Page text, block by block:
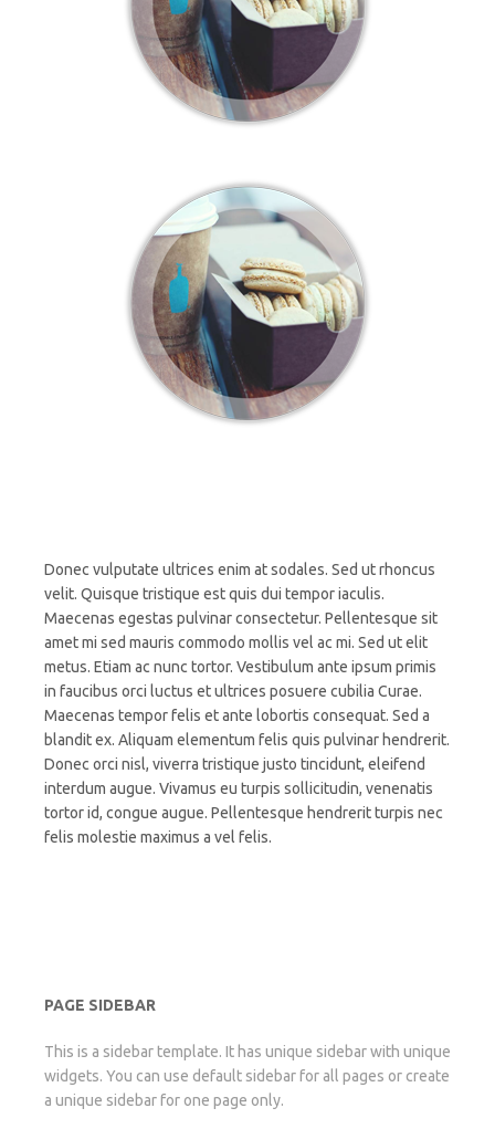
Donec vulputate ultrices enim at sodales. Sed ut rhoncus
velit. Quisque tristique est quis dui tempor iaculis.
Maecenas egestas pulvinar consectetur. Pellentesque sit
amet mi sed mauris commodo mollis vel ac mi. Sed ut elit
metus. Etiam ac nunc tortor. Vestibulum ante ipsum primis
in faucibus orci luctus et ultrices posuere cubilia Curae.
Maecenas tempor felis et ante lobortis consequat. Sed a
blandit ex. Aliquam elementum felis quis pulvinar hendrerit.
Donec orci nisl, viverra tristique justo tincidunt, eleifend
interdum augue. Vivamus eu turpis sollicitudin, venenatis
tortor id, congue augue. Pellentesque hendrerit turpis nec
felis molestie maximus a vel felis.
PAGE SIDEBAR
This is a sidebar template. It has unique sidebar with unique
widgets. You can use default sidebar for all pages or create
a unique sidebar for one page only.